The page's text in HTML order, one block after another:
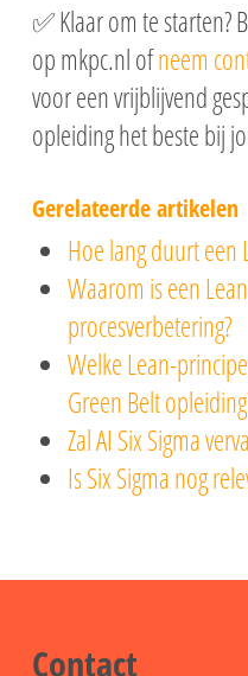
✅ Klaar om te starten?
op mkpc.nl ofneem
voor een vrijblijvend
opleiding het beste bij
Gerelateerde artikelen
Hoe lang duurt een
Waarom is een
procesverbetering?
Welke Lean-
Green Belt
Zal AI Six Sigma
Is Six Sigma nog
Contact